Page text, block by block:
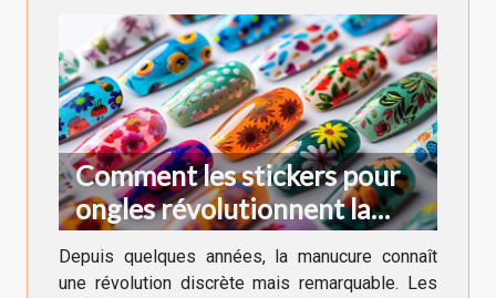
Comment les stickers pour
ongles révolutionnent la
manucure moderne
Depuis quelques années, la manucure connaît
une révolution discrète mais remarquable. Les